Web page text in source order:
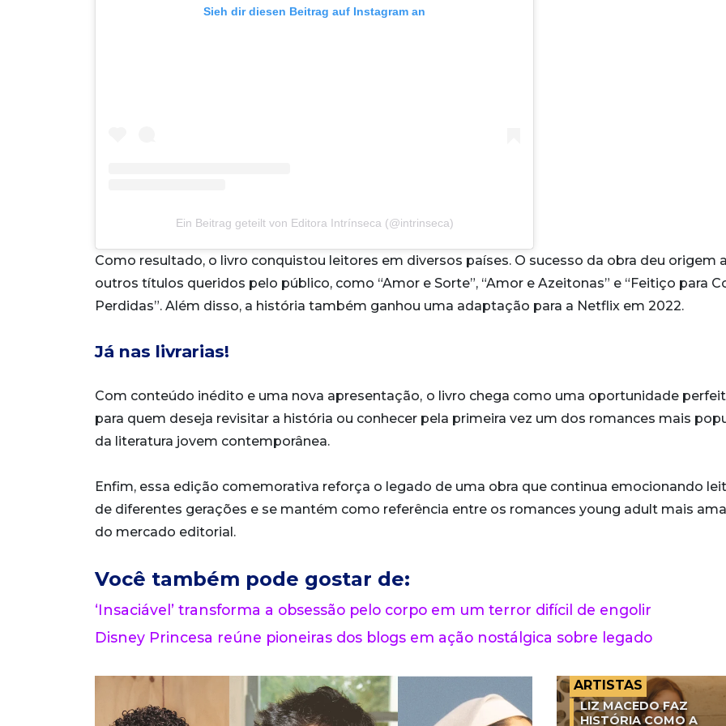
Sieh dir diesen Beitrag auf Instagram an
Ein Beitrag geteilt von Editora Intrínseca (@intrinseca)
Como resultado, o livro conquistou leitores em diversos países. O sucesso da obra deu origem a
outros títulos queridos pelo público, como “Amor e Sorte”, “Amor e Azeitonas” e “Feitiço para
Perdidas”. Além disso, a história também ganhou uma adaptação para a Netflix em 2022.
Já nas livrarias!
Com conteúdo inédito e uma nova apresentação, o livro chega como uma oportunidade
para quem deseja revisitar a história ou conhecer pela primeira vez um dos romances mais
da literatura jovem contemporânea.
Enfim, essa edição comemorativa reforça o legado de uma obra que continua emocionando
de diferentes gerações e se mantém como referência entre os romances young adult mais
do mercado editorial.
Você também pode gostar de:
‘Insaciável’ transforma a obsessão pelo corpo em um terror difícil de engolir
Disney Princesa reúne pioneiras dos blogs em ação nostálgica sobre legado
ARTISTAS
LIZ MACEDO FAZ
HISTÓRIA COMO A